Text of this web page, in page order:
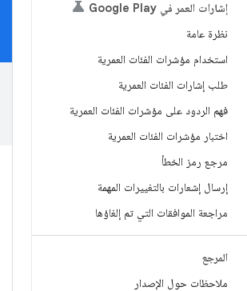
إشارات العمر في Google Play
نظرة عامة
استخدام مؤشرات الفئات العمرية
طلب إشارات الفئات العمرية
فهم الردود على مؤشرات الفئات العمرية
اختبار مؤشرات الفئات العمرية
مرجع رمز الخطأ
إرسال إشعارات بالتغييرات المهمة
مراجعة الموافقات التي تم إلغاؤها
المرجع
ملاحظات حول الإصدار